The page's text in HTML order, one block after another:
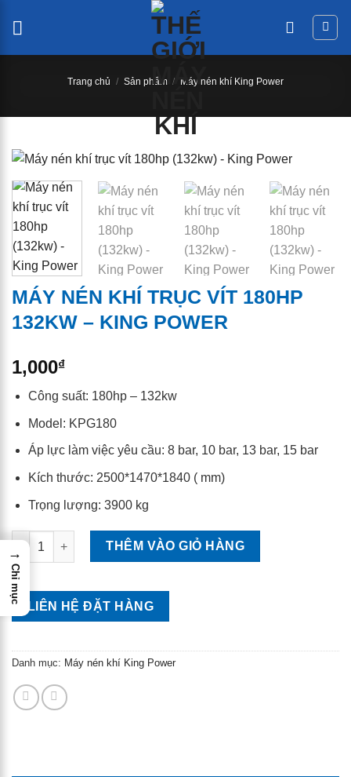
Trang chủ / Sản phẩm / Máy nén khí King Power
MÁY NÉN KHÍ TRỤC VÍT 180HP
132KW – KING POWER
1,000₫
Công suất: 180hp – 132kw
Model: KPG180
Áp lực làm việc yêu cầu: 8 bar, 10 bar, 13 bar, 15 bar
Kích thước: 2500*1470*1840 ( mm)
Trọng lượng: 3900 kg
MÁY NÉN KHÍ TRỤC VÍT 180HP 132KW – KING POWER số lượng
THÊM VÀO GIỎ HÀNG
LIÊN HỆ ĐẶT HÀNG
Danh mục: Máy nén khí King Power
→
Chỉ mục